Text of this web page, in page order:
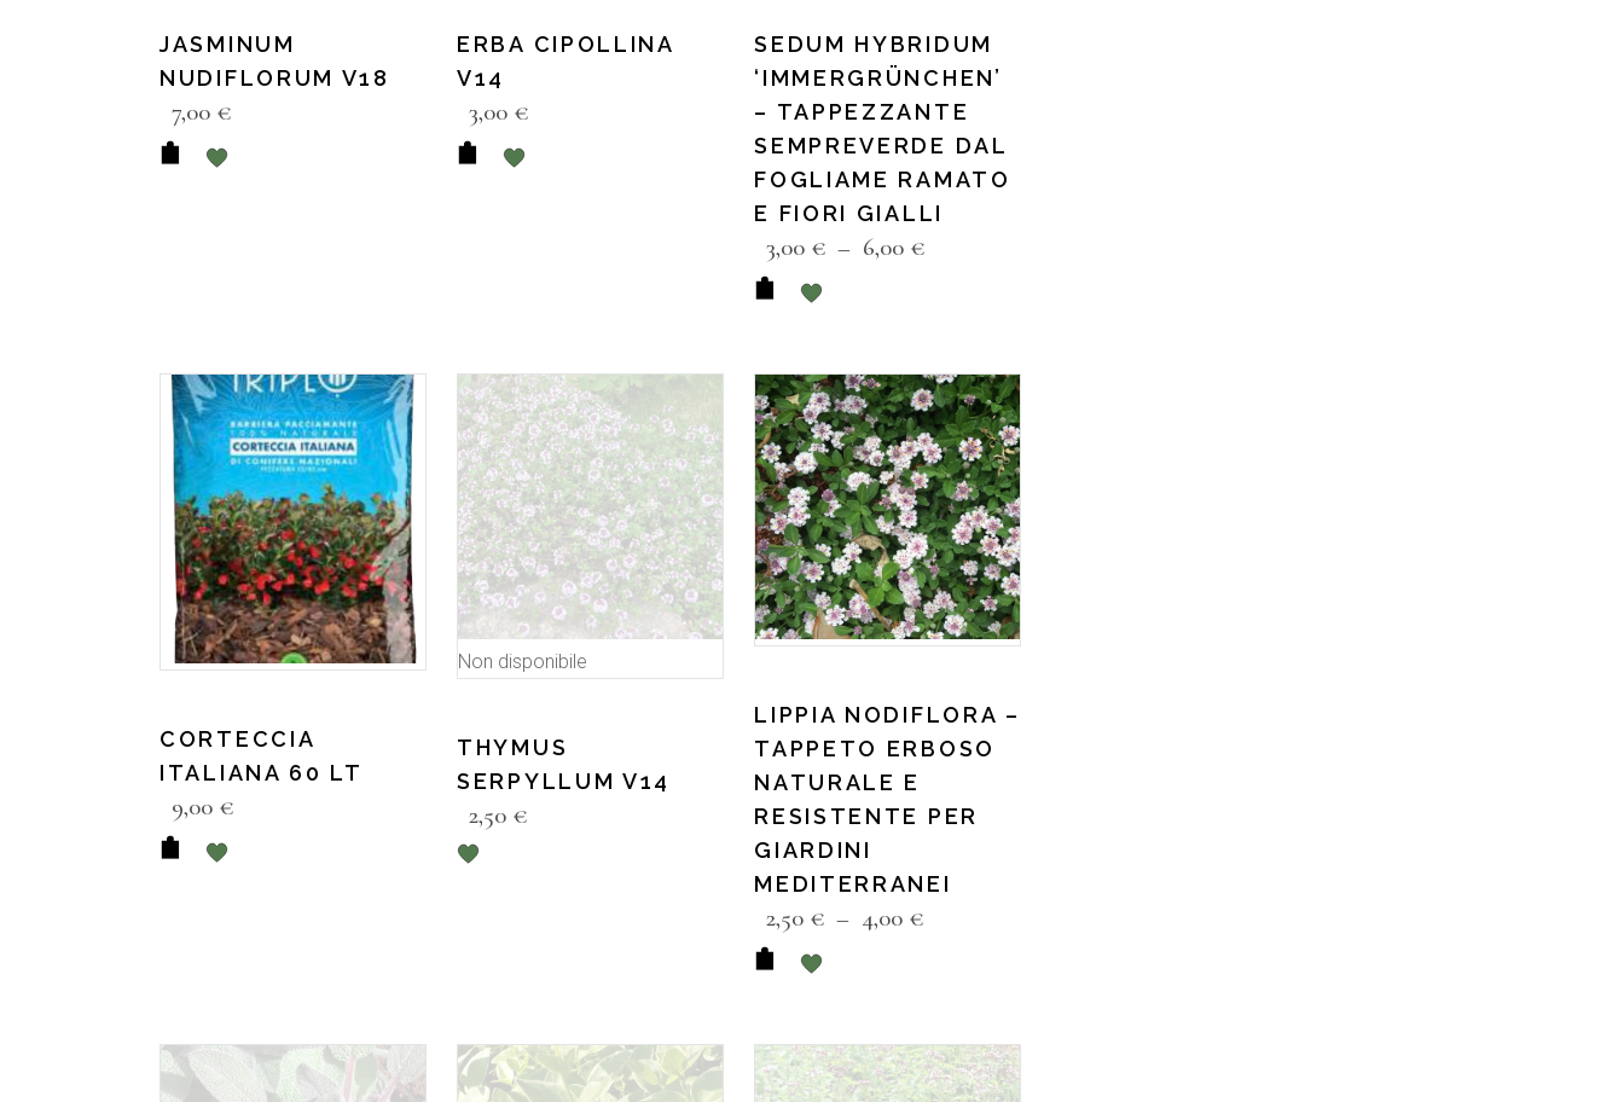
JASMINUM
NUDIFLORUM V18
7,00 €
ERBA CIPOLLINA
V14
3,00 €
SEDUM HYBRIDUM
‘IMMERGRÜNCHEN’
– TAPPEZZANTE
SEMPREVERDE DAL
FOGLIAME RAMATO
E FIORI GIALLI
3,00 € – 6,00 €
CORTECCIA
ITALIANA 60 LT
9,00 €
Non disponibile
THYMUS
SERPYLLUM V14
2,50 €
LIPPIA NODIFLORA –
TAPPETO ERBOSO
NATURALE E
RESISTENTE PER
GIARDINI
MEDITERRANEI
2,50 € – 4,00 €